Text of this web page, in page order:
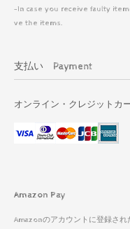
-In case you receive faulty
ve the items.
支払い Payment
オンライン・クレジットカ
Amazon Pay
Amazonのアカウントに登録され